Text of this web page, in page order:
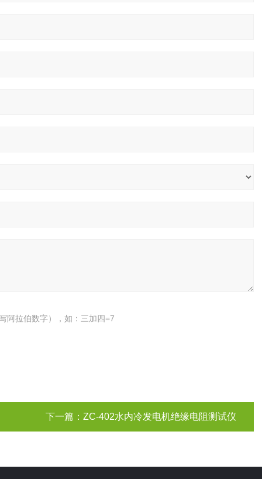
阿拉伯数字），如：三加四=7
下一篇： ZC-402水内冷发电机绝缘电阻测试仪